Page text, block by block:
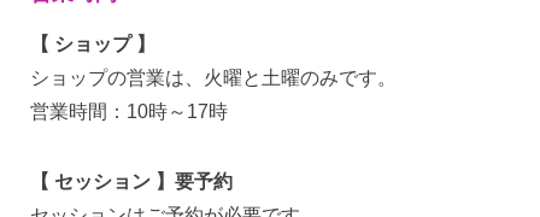
【 ショップ 】
ショップの営業は、火曜と土曜のみです。
営業時間：10時～17時
【 セッション 】要予約